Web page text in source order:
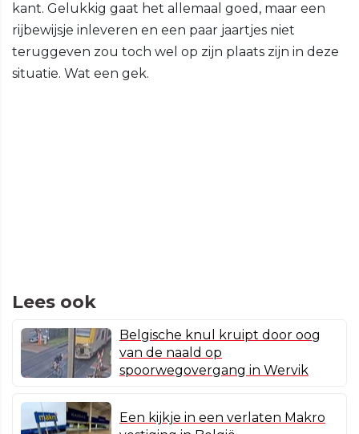
kant. Gelukkig gaat het allemaal goed, maar een
rijbewijsje inleveren en een paar jaartjes niet
teruggeven zou toch wel op zijn plaats zijn in deze
situatie. Wat een gek.
Lees ook
Belgische knul kruipt door oog
van de naald op
spoorwegovergang in Wervik
Een kijkje in een verlaten Makro